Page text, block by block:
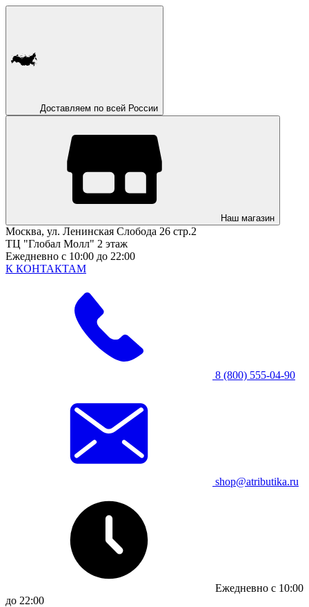
Доставляем по всей России
Наш магазин
Москва, ул. Ленинская Слобода 26 стр.2
ТЦ "Глобал Молл" 2 этаж
Ежедневно с 10:00 до 22:00
К КОНТАКТАМ
8 (800) 555-04-90
shop@atributika.ru
Ежедневно с 10:00
до 22:00